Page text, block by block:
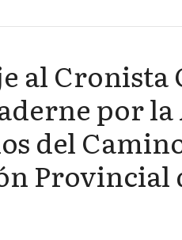
al Cronista
por
del
Provincial